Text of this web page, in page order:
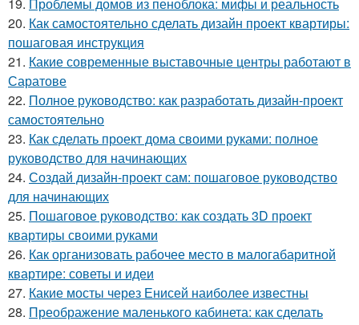
20. Как самостоятельно сделать дизайн проект квартиры:
пошаговая инструкция
21. Какие современные выставочные центры работают в
Саратове
22. Полное руководство: как разработать дизайн-проект
самостоятельно
23. Как сделать проект дома своими руками: полное
руководство для начинающих
24. Создай дизайн-проект сам: пошаговое руководство
для начинающих
25. Пошаговое руководство: как создать 3D проект
квартиры своими руками
26. Как организовать рабочее место в малогабаритной
квартире: советы и идеи
27. Какие мосты через Енисей наиболее известны
28. Преображение маленького кабинета: как сделать